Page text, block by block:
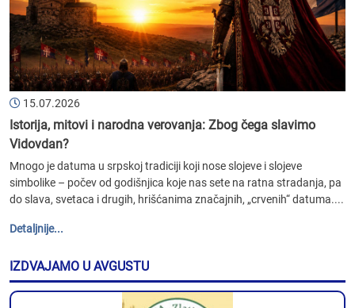
15.07.2026
Istorija, mitovi i narodna verovanja: Zbog čega slavimo
Vidovdan?
Mnogo je datuma u srpskoj tradiciji koji nose slojeve i slojeve
simbolike – počev od godišnjica koje nas sete na ratna stradanja, pa
do slava, svetaca i drugih, hrišćanima značajnih, „crvenih“ datuma....
Detaljnije...
IZDVAJAMO U AVGUSTU